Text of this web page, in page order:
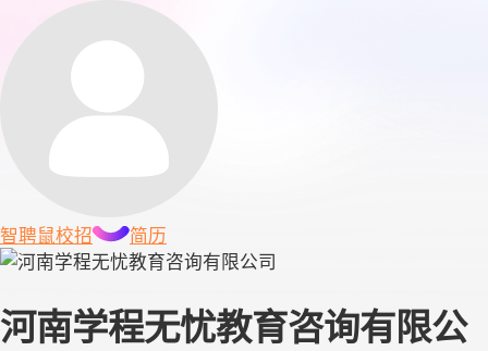
智聘鼠校招 简历
河南学程无忧教育咨询有限公